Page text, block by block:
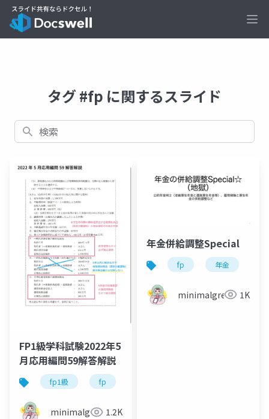
タグ #fp に関するスライド
検索
FP1級学科試験2022年5
月応用編問59解答解説
fp1級 fp
minimalgreen1.2K
年金併給調整Special
fp 年金
minimalgreen 1K